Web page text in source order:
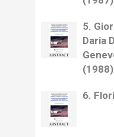
5.
Daria
(1988)
6.